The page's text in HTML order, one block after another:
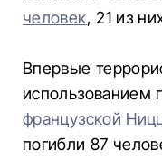
человек, 21 из
Впервые
использованием
французской
погибли 87